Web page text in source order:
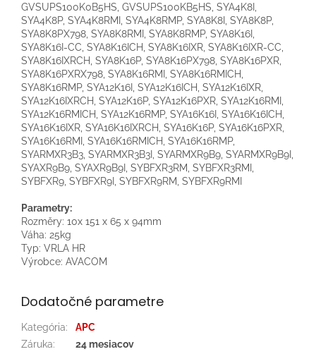
GVSUPS100K0B5HS , GVSUPS100KB5HS , SYA4K8I,
SYA4K8P, SYA4K8RMI, SYA4K8RMP, SYA8K8I, SYA8K8P,
SYA8K8PX798, SYA8K8RMI, SYA8K8RMP, SYA8K16I,
SYA8K16I-CC, SYA8K16ICH, SYA8K16IXR, SYA8K16IXR-CC,
SYA8K16IXRCH, SYA8K16P, SYA8K16PX798, SYA8K16PXR,
SYA8K16PXRX798, SYA8K16RMI, SYA8K16RMICH,
SYA8K16RMP, SYA12K16I, SYA12K16ICH, SYA12K16IXR,
SYA12K16IXRCH, SYA12K16P, SYA12K16PXR, SYA12K16RMI,
SYA12K16RMICH, SYA12K16RMP, SYA16K16I, SYA16K16ICH,
SYA16K16IXR, SYA16K16IXRCH, SYA16K16P, SYA16K16PXR,
SYA16K16RMI, SYA16K16RMICH, SYA16K16RMP,
SYARMXR3B3, SYARMXR3B3I, SYARMXR9B9, SYARMXR9B9I,
SYAXR9B9, SYAXR9B9I, SYBFXR3RM, SYBFXR3RMI,
SYBFXR9, SYBFXR9I, SYBFXR9RM, SYBFXR9RMI
Parametry:
Rozměry: 10x 151 x 65 x 94mm
Váha: 25kg
Typ: VRLA HR
Výrobce: AVACOM
Dodatočné parametre
Kategória:
APC
Záruka:
24 mesiacov